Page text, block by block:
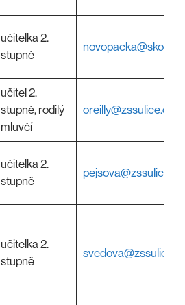
učitelka 2.
stupně
učitel 2.
stupně, rodilý
mluvčí
oreilly@zssulice.cz
učitelka 2.
stupně
pejsova@zssulice.cz
učitelka 2.
stupně